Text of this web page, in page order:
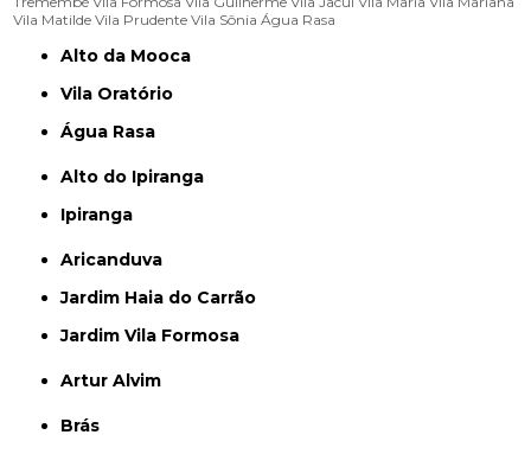
Vila Matilde Vila Prudente Vila Sônia Água Rasa
Alto da Mooca
Vila Oratório
Água Rasa
Alto do Ipiranga
Ipiranga
Aricanduva
Jardim Haia do Carrão
Jardim Vila Formosa
Artur Alvim
Brás